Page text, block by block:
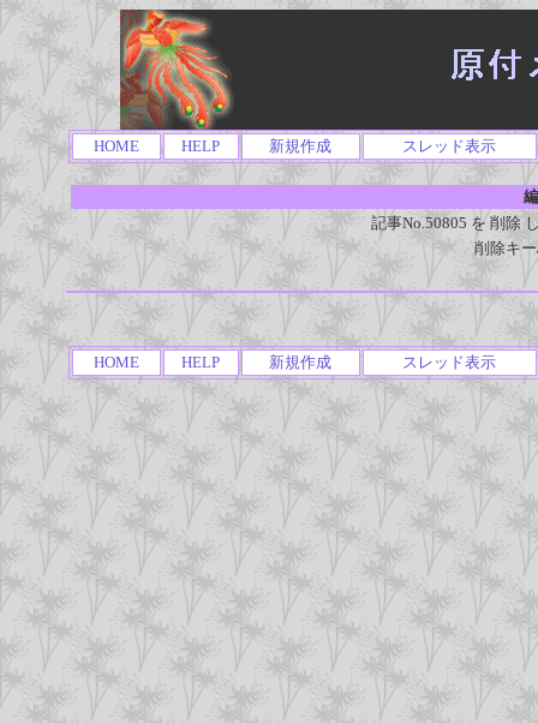
HOME HELP 新規作成 スレッド表示
記事No.50805 を 削除
削除キ
HOME HELP 新規作成 スレッド表示